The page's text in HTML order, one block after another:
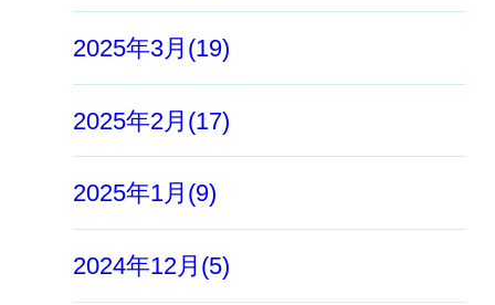
2025年3月(19)
2025年2月(17)
2025年1月(9)
2024年12月(5)